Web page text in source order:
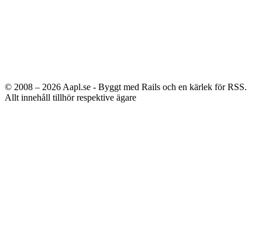
© 2008 – 2026 Aapl.se - Byggt med Rails och en kärlek för RSS.
Allt innehåll tillhör respektive ägare